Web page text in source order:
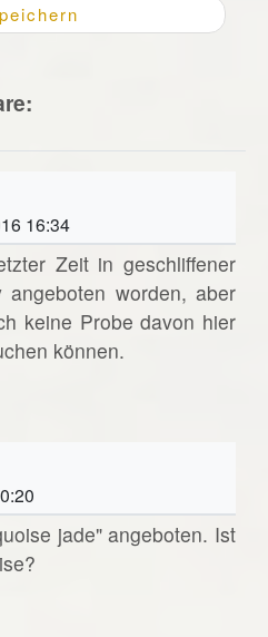
16:34
Zeit in geschliffener
worden, aber
keine Probe davon hier
können.
jade" angeboten. Ist